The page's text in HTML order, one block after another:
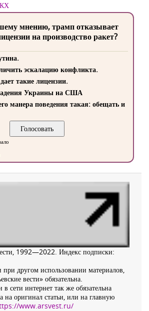
мнению, трамп отказывает
на производство ракет?
эскалацию конфликта.
такие лицензии.
Украины на США
манера поведения такая: обещать и
1992—2022. Индекс подписки:
при другом использовании материалов,
вести» обязательна.
сети интернет так же обязательна
на оригинал статьи, или на главную
www.arsvest.ru/